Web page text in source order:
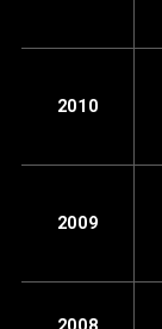
2010
2009